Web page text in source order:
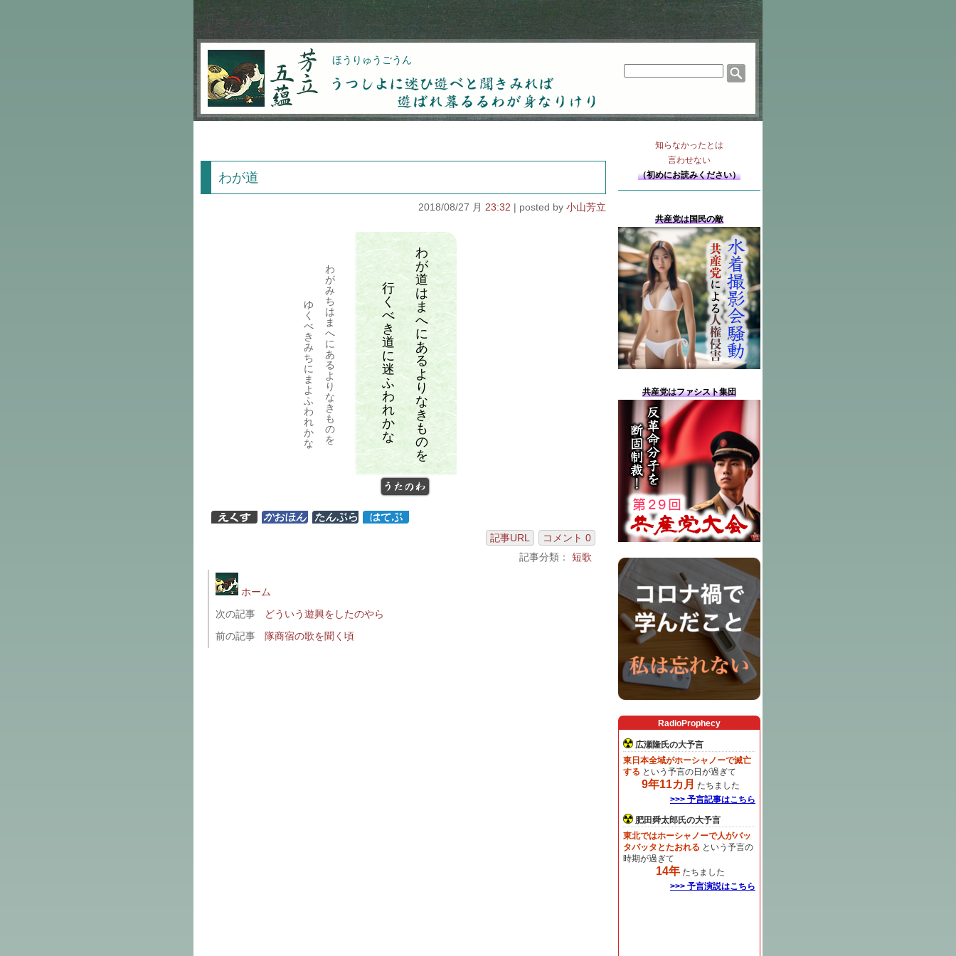
芳立五蘊 ほうりゅうごうん
うつしよに迷ひ遊べと聞きみれば遊ばれ暮るるわが
わが道
2018/08/27 月 23:32 小山芳立
わ
が
道
は
ま
へ
に
あ
る
よ
り
な
き
も
の
を
行
く
べ
き
道
に
迷
ふ
わ
れ
か
な
わ
が
み
ち
は
ま
へ
に
あ
る
よ
り
な
き
も
の
を
ゆ
く
べ
き
み
ち
に
ま
よ
ふ
わ
れ
か
な
うたのわ
記事URL
コメント 0
記事分類： 短歌
ホーム
次の記事
どういう遊興をしたのやら
前の記事
隊商宿の歌を聞く頃
知らなかったとは
言わせない
（初めにお読みください）
共産党は国民の敵
共産党はファシスト集団